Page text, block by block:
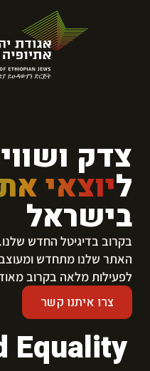
צדק
ליוצאי
בישראל
בקרוב בדיגיטל החדש שלנו.
​האתר שלנו מתחדש
לפעילות מלאה בקרוב
צרו איתנו קשר
Equality